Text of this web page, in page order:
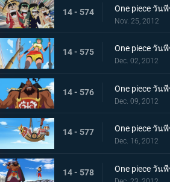
14 - 574
Nov. 25, 2012
14 - 575
Dec. 02, 2012
14 - 576
Dec. 09, 2012
14 - 577
Dec. 16, 2012
14 - 578